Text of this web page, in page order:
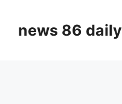
contentnews 86 daily